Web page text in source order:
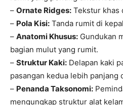
– Ornate Ridges: Tekstur khas
– Pola Kisi: Tanda rumit di
– Anatomi Khusus: Gundukan
bagian mulut yang rumit.
– Struktur Kaki: Delapan kaki
pasangan kedua lebih panjang
– Penanda Taksonomi:
mengungkap struktur alat